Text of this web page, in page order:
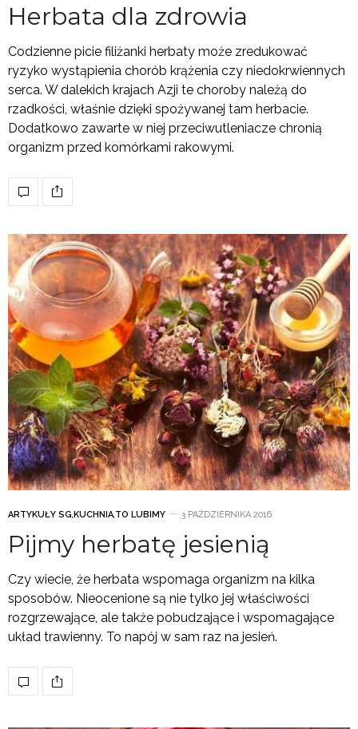
Herbata dla zdrowia
Codzienne picie filiżanki herbaty może zredukować
ryzyko wystąpienia chorób krążenia czy niedokrwiennych
serca. W dalekich krajach Azji te choroby należą do
rzadkości, właśnie dzięki spożywanej tam herbacie.
Dodatkowo zawarte w niej przeciwutleniacze chronią
organizm przed komórkami rakowymi.
ARTYKUŁY SG,KUCHNIA,TO LUBIMY 3 PAŹDZIERNIKA 2016
Pijmy herbatę jesienią
Czy wiecie, że herbata wspomaga organizm na kilka
sposobów. Nieocenione są nie tylko jej właściwości
rozgrzewające, ale także pobudzające i wspomagające
układ trawienny. To napój w sam raz na jesień.